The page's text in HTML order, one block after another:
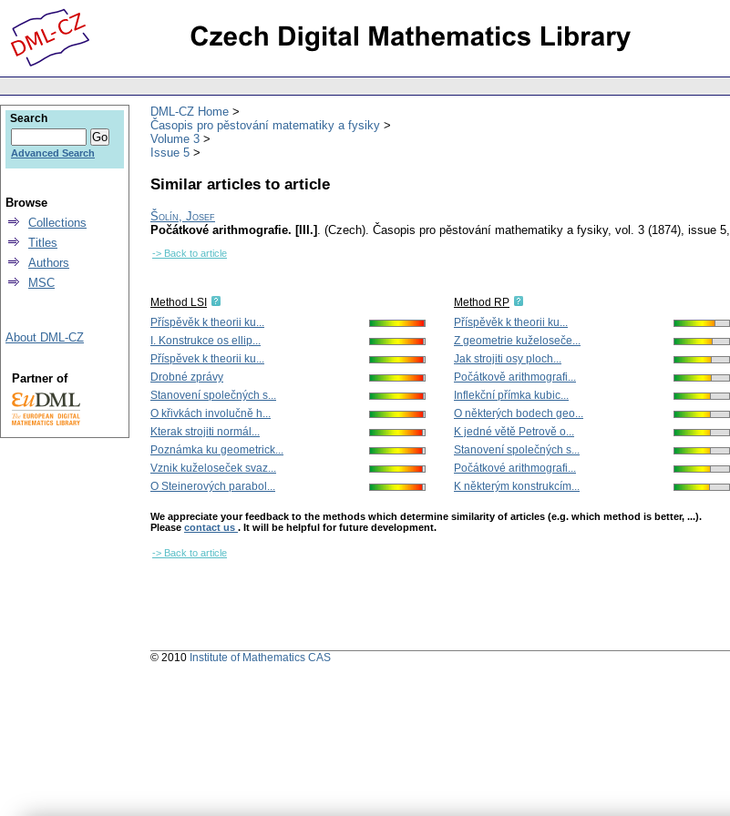
DML-CZ Home
Časopis pro pěstování matematiky a fysiky
Volume 3
Issue 5
Similar articles to article
Šolín, Josef
Počátkové arithmografie. [III.] . (Czech). Časopis pro pěstování mathematiky a fysiky, vol. 3 (1874), issue 5,
-> Back to article
Method LSI
Příspěvěk k theorii ku...
I. Konstrukce os ellip...
Příspěvek k theorii ku...
Drobné zprávy
Stanovení společných s...
O křivkách involučně h...
Kterak strojiti normál...
Poznámka ku geometrick...
Vznik kuželoseček svaz...
O Steinerových parabol...
Method RP
Příspěvěk k theorii ku...
Z geometrie kuželoseče...
Jak strojiti osy ploch...
Počátkově arithmografi...
Inflekční přímka kubic...
O některých bodech geo...
K jedné větě Petrově o...
Stanovení společných s...
Počátkové arithmografi...
K některým konstrukcím...
We appreciate your feedback to the methods which determine similarity of articles (e.g. which method is better, ...).
Please contact us . It will be helpful for future development.
-> Back to article
Search
Advanced Search
Browse
Collections
Titles
Authors
MSC
About DML-CZ
Partner of
© 2010 Institute of Mathematics CAS